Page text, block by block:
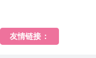
友情链接：